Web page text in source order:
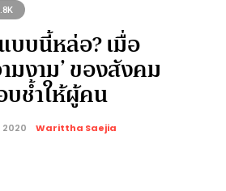
บนี้หล่อ? เมื่อ
มงาม’ ของสังคม
บช้ำให้ผู้คน
Warittha Saejia